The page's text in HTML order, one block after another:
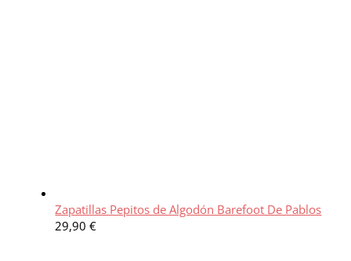
Zapatillas Pepitos de Algodón Barefoot De Pablos
29,90€